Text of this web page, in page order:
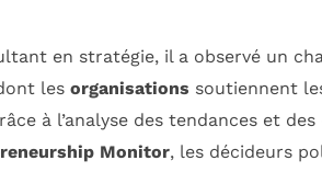
en stratégie, il a observé un
les organisations soutiennent
à l’analyse des tendances et des
Monitor, les décideurs